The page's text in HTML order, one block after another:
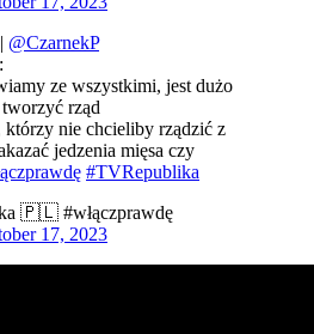
@CzarnekP
ze wszystkimi, jest dużo
rząd
którzy nie chcieliby rządzić z
jedzenia mięsa czy
#TVRepublika
🇵🇱 #włączprawdę
17, 2023